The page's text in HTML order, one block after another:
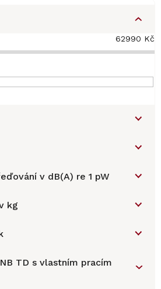
62990 Kč
v dB(A) re 1 pW
kg
TD s vlastním pracím